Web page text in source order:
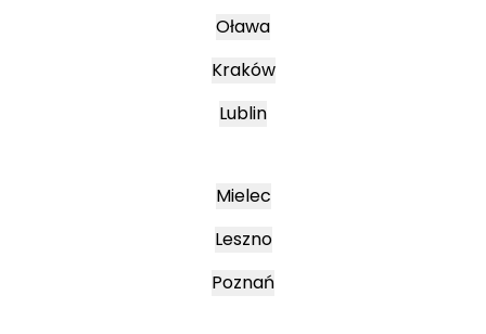
Oława
Kraków
Lublin
Mielec
Leszno
Poznań